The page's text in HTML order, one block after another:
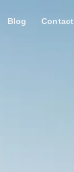
Blog Contact